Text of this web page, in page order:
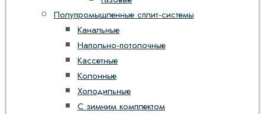
Полупромышленные сплит-системы
Канальные
Напольно-потолочные
Кассетные
Колонные
Холодильные
С зимним комплектом